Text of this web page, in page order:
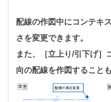
配線の作図中にコンテキ
さを変更できます。
また、［立上り/引下げ］
向の配線を作図すること